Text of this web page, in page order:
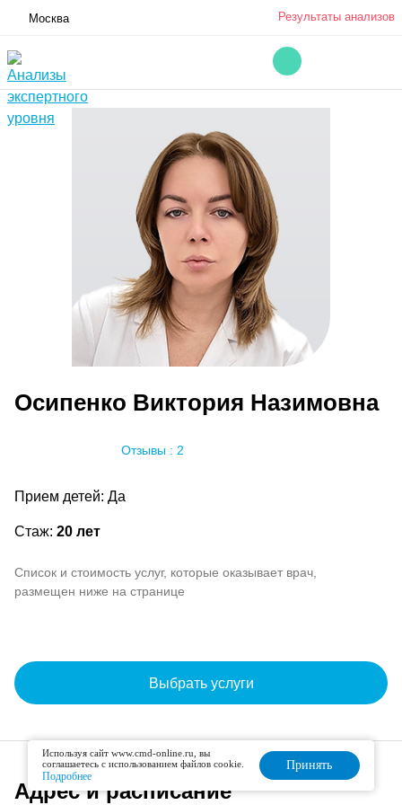
Москва Результаты анализов
Осипенко Виктория Назимовна
Прием детей: Да
Стаж: 20 лет
Отзывы : 2
Список и стоимость услуг, которые оказывает врач,
размещен ниже на странице
Выбрать услуги
Адрес и расписание
Используя сайт www.cmd-online.ru, вы
соглашаетесь с использованием файлов cookie.
Подробнее
Принять